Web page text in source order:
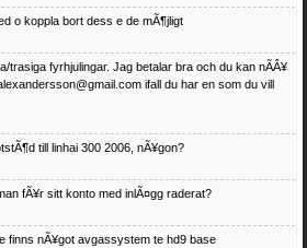
o koppla bort dess e de mÃ¶jligt
trasiga fyrhjulingar. Jag betalar bra och du kan nÃÂ¥
ifall du har en som du vill
till linhai 300 2006, nÃ¥gon?
fÃ¥r sitt konto med inlÃ¤gg raderat?
finns nÃ¥got avgassystem te hd9 base